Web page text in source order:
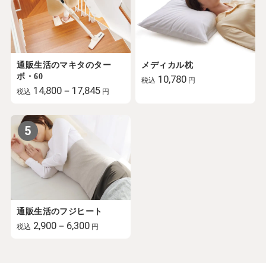
通販生活のマキタのター
ボ・60
税込 14,800－17,845 円
メディカル枕
税込 10,780 円
通販生活のフジヒート
税込 2,900－6,300 円
5